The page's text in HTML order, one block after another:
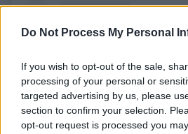
Do Not Process My Personal
If you wish to opt-out of the sale,
processing of your personal or
targeted advertising by us, please
section to confirm your selection.
opt-out request is processed you